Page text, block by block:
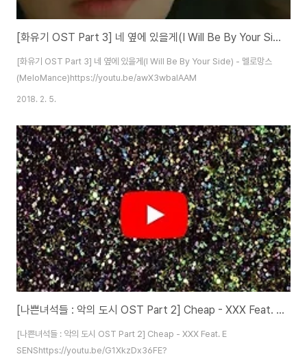
[화유기 OST Part 3] 네 옆에 있을게(I Will Be By Your Side) - 멜로망스(MeloMance)
[화유기 OST Part 3] 네 옆에 있을게(I Will Be By Your Side) - 멜로망스
(MeloMance)https://youtu.be/awX3wbalAAM
2018. 2. 5.
[나쁜녀석들 : 악의 도시 OST Part 2] Cheap - XXX Feat. E SENS
[나쁜녀석들 : 악의 도시 OST Part 2] Cheap - XXX Feat. E
SENShttps://youtu.be/G1XkzDx36FE?